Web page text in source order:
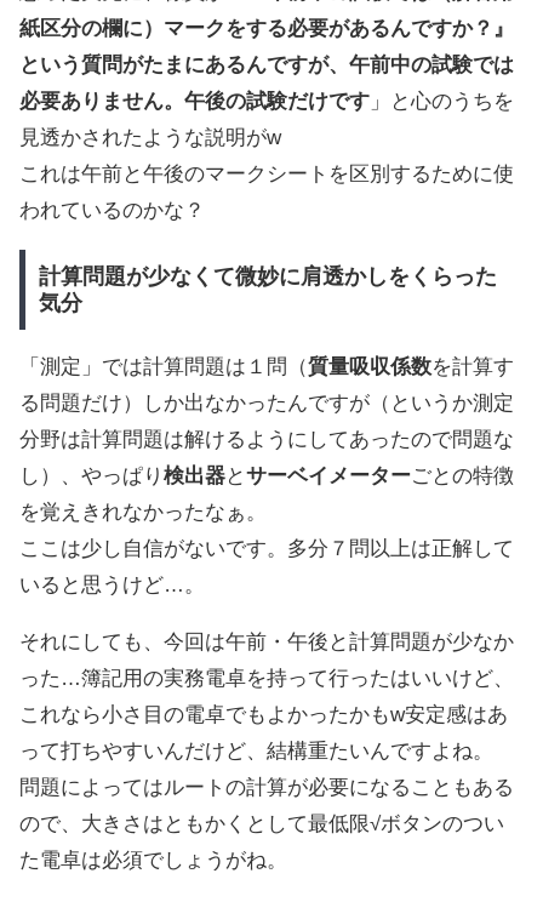
紙区分の欄に）マークをする必要があるんですか？』
という質問がたまにあるんですが、午前中の試験では
必要ありません。午後の試験だけです 」と心のうちを
見透かされたような説明がw
これは午前と午後のマークシートを区別するために使
われているのかな？
計算問題が少なくて微妙に肩透かしをくらった
気分
「測定」では計算問題は１問（質量吸収係数を計算す
る問題だけ）しか出なかったんですが（というか測定
分野は計算問題は解けるようにしてあったので問題な
し）、やっぱり 検出器とサーベイメーターごとの特徴
を覚えきれなかったなぁ。
ここは少し自信がないです。多分７問以上は正解して
いると思うけど…。
それにしても、今回は午前・午後と計算問題が少なか
った…簿記用の実務電卓を持って行ったはいいけど、
これなら小さ目の電卓でもよかったかもw安定感はあ
って打ちやすいんだけど、結構重たいんですよね。
問題によってはルートの計算が必要になることもある
ので、大きさはともかくとして最低限√ボタンのつい
た電卓は必須でしょうがね。